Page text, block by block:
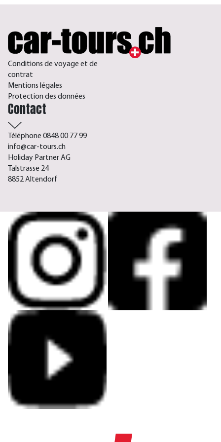
Conditions de voyage et de
contrat
Mentions légales
Protection des données
Contact
Téléphone 0848 00 77 99
info@car-tours.ch
Holiday Partner AG
Talstrasse 24
8852 Altendorf